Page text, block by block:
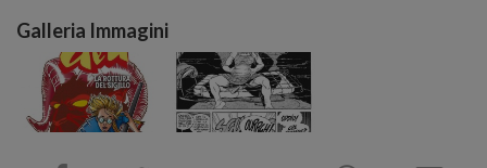
Galleria Immagini